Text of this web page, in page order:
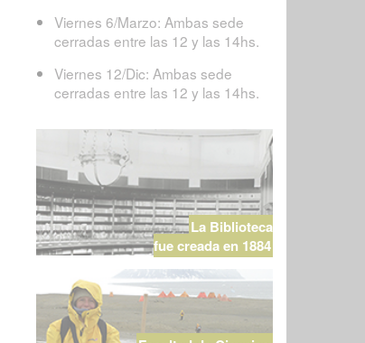
Viernes 6/Marzo: Ambas sede
cerradas entre las 12 y las 14hs.
Viernes 12/Dic: Ambas sede
cerradas entre las 12 y las 14hs.
La Biblioteca
fue creada en 1884